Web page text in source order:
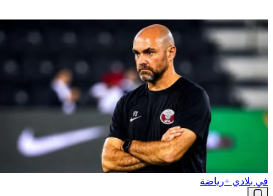
في بلادي +رياضة